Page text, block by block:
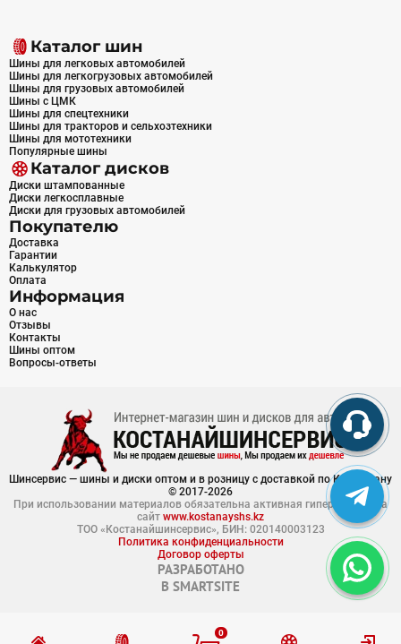
0
Каталог шин
Шины для легковых автомобилей
Шины для легкогрузовых автомобилей
Шины для грузовых автомобилей
Шины с ЦМК
Шины для спецтехники
Шины для тракторов и сельхозтехники
Шины для мототехники
Популярные шины
Каталог дисков
Диски штампованные
Диски легкосплавные
Диски для грузовых автомобилей
Покупателю
Доставка
Гарантии
Калькулятор
Оплата
Информация
О нас
Отзывы
Контакты
Шины оптом
Вопросы-ответы
Шинсервис — шины и диски оптом и в розницу с доставкой по Казахстану
© 2017-2026
При использовании материалов обязательна активная гиперссылка на
сайт www.kostanayshs.kz
ТОО «Костанайшинсервис», БИН: 020140003123
Политика конфиденциальности
Договор оферты
РАЗРАБОТАНО
В SMARTSITE